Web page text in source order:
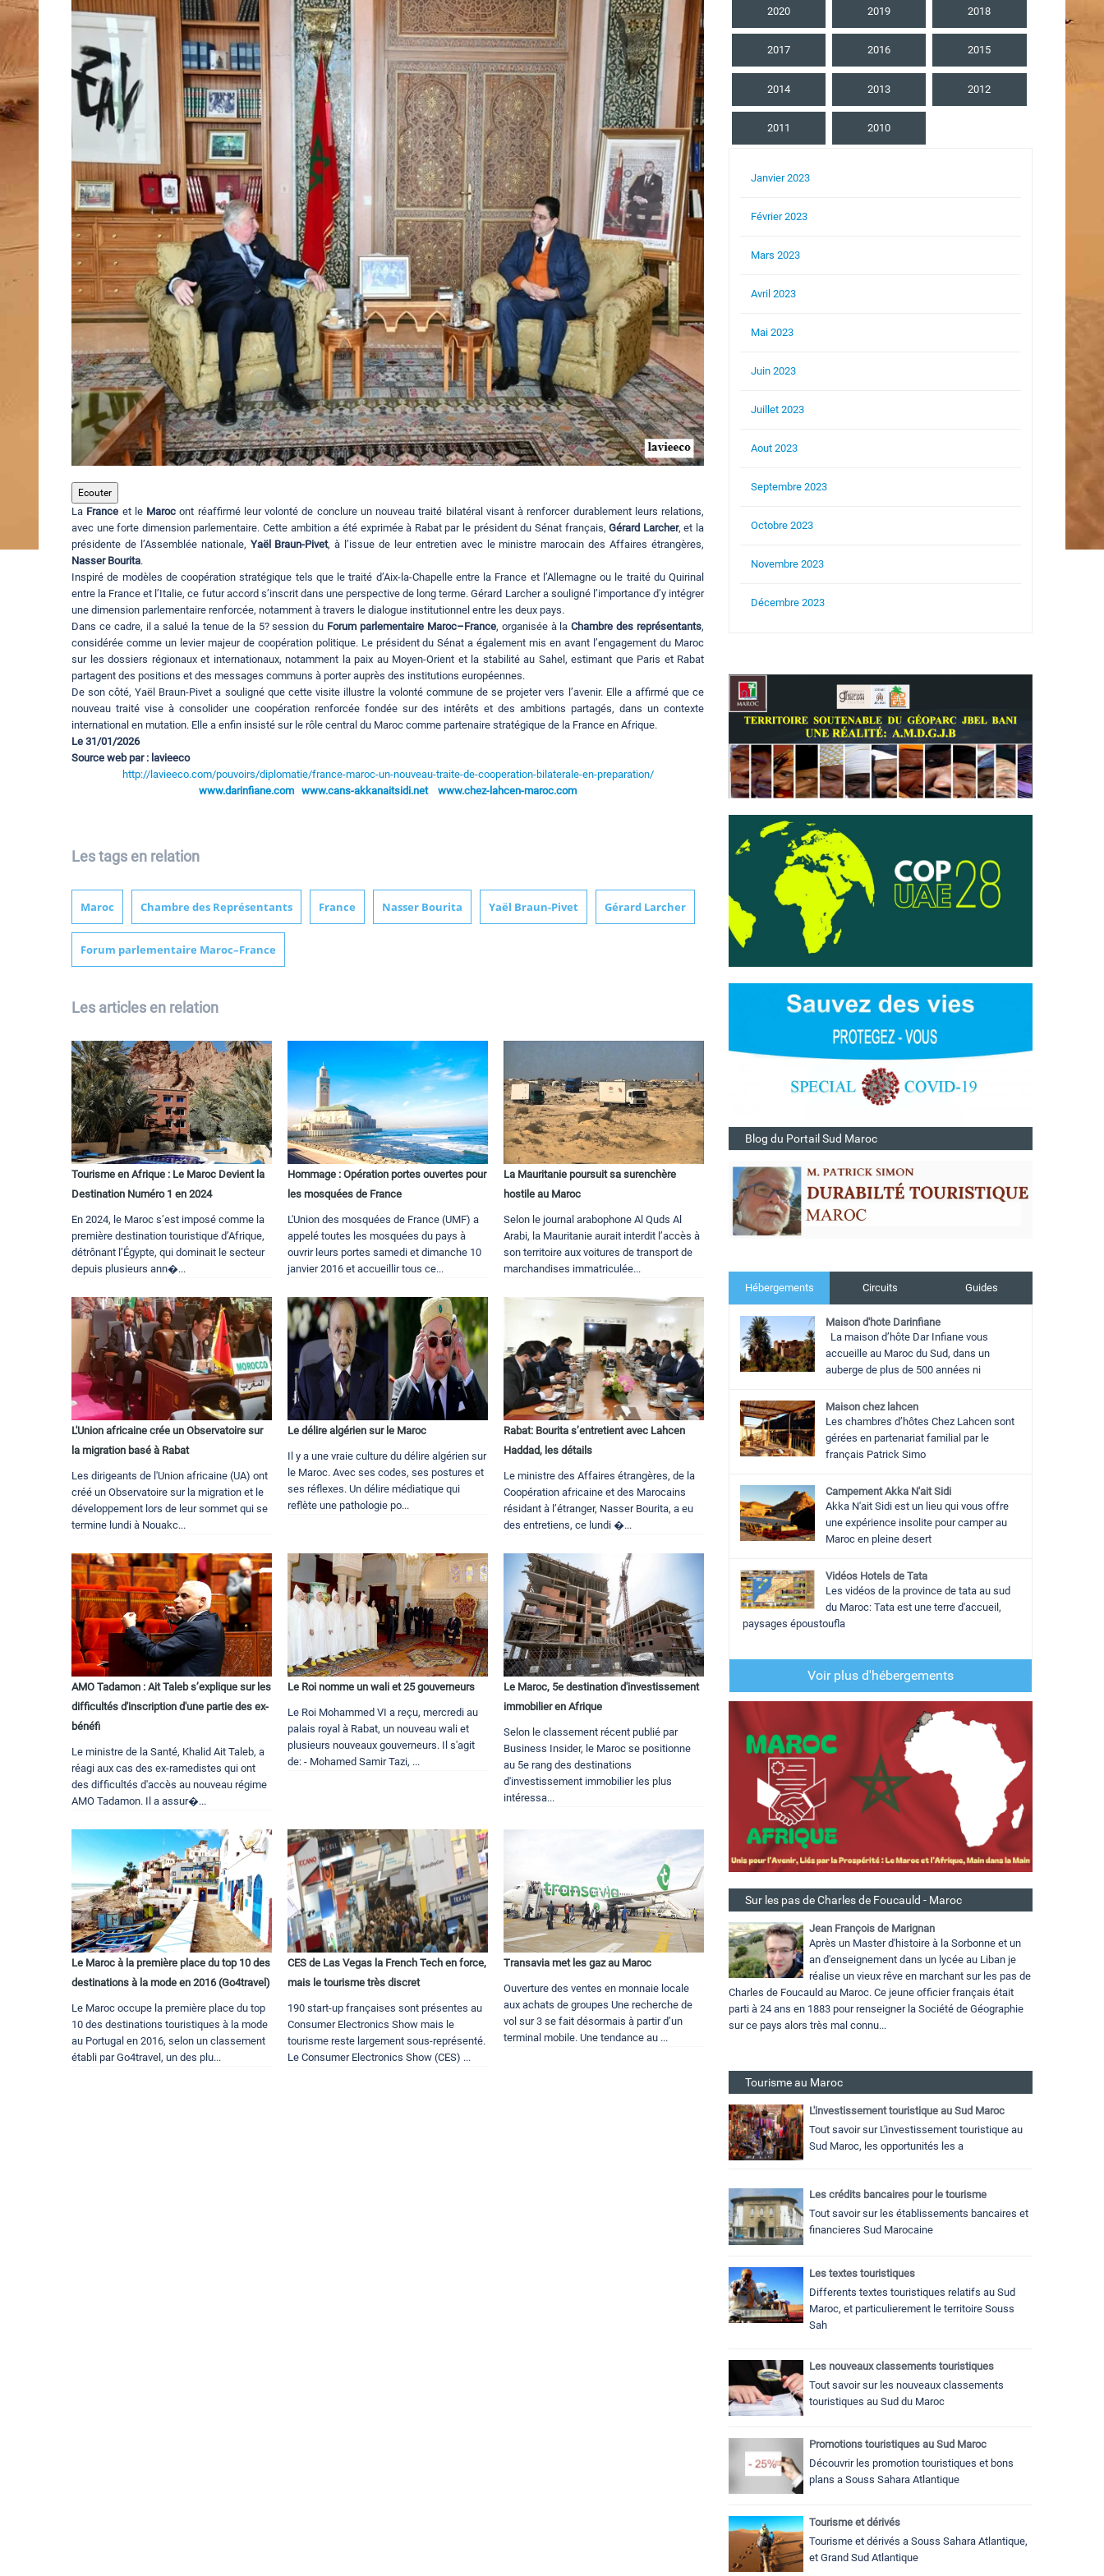
Ecouter
La France et le Maroc ont réaffirmé leur volonté de conclure un nouveau traité bilatéral visant à renforcer durablement leurs relations,
avec une forte dimension parlementaire. Cette ambition a été exprimée à Rabat par le président du Sénat français,Gérard Larcher, et la
présidente de l’Assemblée nationale, Yaël Braun-Pivet, à l’issue de leur entretien avec le ministre marocain des Affaires étrangères,
Nasser Bourita.
Inspiré de modèles de coopération stratégique tels que le traité d’Aix-la-Chapelle entre la France et l’Allemagne ou le traité du Quirinal
entre la France et l’Italie, ce futur accord s’inscrit dans une perspective de long terme. Gérard Larcher a souligné l’importance d’y intégrer
une dimension parlementaire renforcée, notamment à travers le dialogue institutionnel entre les deux pays.
Dans ce cadre, il a salué la tenue de la 5? session du Forum parlementaire Maroc–France, organisée à laChambre des représentants,
considérée comme un levier majeur de coopération politique. Le président du Sénat a également mis en avant l’engagement du Maroc
sur les dossiers régionaux et internationaux, notamment la paix au Moyen-Orient et la stabilité au Sahel, estimant que Paris et Rabat
partagent des positions et des messages communs à porter auprès des institutions européennes.
De son côté, Yaël Braun-Pivet a souligné que cette visite illustre la volonté commune de se projeter vers l’avenir. Elle a affirmé que ce
nouveau traité vise à consolider une coopération renforcée fondée sur des intérêts et des ambitions partagés, dans un contexte
international en mutation. Elle a enfin insisté sur le rôle central du Maroc comme partenaire stratégique de la France en Afrique.
Le 31/01/2026
Source web par : lavieeco
http://lavieeco.com/pouvoirs/diplomatie/france-maroc-un-nouveau-traite-de-cooperation-bilaterale-en-preparation/
www.darinfiane.com www.cans-akkanaitsidi.net www.chez-lahcen-maroc.com
Les tags en relation
Maroc Chambre des Représentants France Nasser Bourita Yaël Braun-Pivet Gérard Larcher
Forum parlementaire Maroc–France
Les articles en relation
Tourisme en Afrique : Le Maroc Devient la
Destination Numéro 1 en 2024
En 2024, le Maroc s’est imposé comme la
première destination touristique d’Afrique,
détrônant l’Égypte, qui dominait le secteur
depuis plusieurs ann�...
Hommage : Opération portes ouvertes pour
les mosquées de France
L'Union des mosquées de France (UMF) a
appelé toutes les mosquées du pays à
ouvrir leurs portes samedi et dimanche 10
janvier 2016 et accueillir tous ce...
La Mauritanie poursuit sa surenchère
hostile au Maroc
Selon le journal arabophone Al Quds Al
Arabi, la Mauritanie aurait interdit l’accès à
son territoire aux voitures de transport de
marchandises immatriculée...
L'Union africaine crée un Observatoire sur
la migration basé à Rabat
Les dirigeants de l'Union africaine (UA) ont
créé un Observatoire sur la migration et le
développement lors de leur sommet qui se
termine lundi à Nouakc...
Le délire algérien sur le Maroc
Il y a une vraie culture du délire algérien sur
le Maroc. Avec ses codes, ses postures et
ses réflexes. Un délire médiatique qui
reflète une pathologie po...
Rabat: Bourita s’entretient avec Lahcen
Haddad, les détails
Le ministre des Affaires étrangères, de la
Coopération africaine et des Marocains
résidant à l’étranger, Nasser Bourita, a eu
des entretiens, ce lundi �...
AMO Tadamon : Ait Taleb s’explique sur les
difficultés d'inscription d'une partie des ex-
bénéfi
Le ministre de la Santé, Khalid Ait Taleb, a
réagi aux cas des ex-ramedistes qui ont
des difficultés d'accès au nouveau régime
AMO Tadamon. Il a assur�...
Le Roi nomme un wali et 25 gouverneurs
Le Roi Mohammed VI a reçu, mercredi au
palais royal à Rabat, un nouveau wali et
plusieurs nouveaux gouverneurs. Il s'agit
de: - Mohamed Samir Tazi, ...
Le Maroc, 5e destination d'investissement
immobilier en Afrique
Selon le classement récent publié par
Business Insider, le Maroc se positionne
au 5e rang des destinations
d'investissement immobilier les plus
intéressa...
Le Maroc à la première place du top 10 des
destinations à la mode en 2016 (Go4travel)
Le Maroc occupe la première place du top
10 des destinations touristiques à la mode
au Portugal en 2016, selon un classement
établi par Go4travel, un des plu...
CES de Las Vegas la French Tech en force,
mais le tourisme très discret
190 start-up françaises sont présentes au
Consumer Electronics Show mais le
tourisme reste largement sous-représenté.
Le Consumer Electronics Show (CES) ...
Transavia met les gaz au Maroc
Ouverture des ventes en monnaie locale
aux achats de groupes Une recherche de
vol sur 3 se fait désormais à partir d’un
terminal mobile. Une tendance au ...
2020 2019 2018
2017 2016 2015
2014 2013 2012
2011 2010
Janvier 2023
Février 2023
Mars 2023
Avril 2023
Mai 2023
Juin 2023
Juillet 2023
Aout 2023
Septembre 2023
Octobre 2023
Novembre 2023
Décembre 2023
Blog du Portail Sud Maroc
Hébergements Circuits Guides
Maison d'hote Darinfiane
La maison d’hôte Dar Infiane vous
accueille au Maroc du Sud, dans un
auberge de plus de 500 années ni
Maison chez lahcen
Les chambres d’hôtes Chez Lahcen sont
gérées en partenariat familial par le
français Patrick Simo
Campement Akka N'ait Sidi
Akka N'ait Sidi est un lieu qui vous offre
une expérience insolite pour camper au
Maroc en pleine desert
Vidéos Hotels de Tata
Les vidéos de la province de tata au sud
du Maroc: Tata est une terre d'accueil,
paysages époustoufla
Voir plus d'hébergements
Sur les pas de Charles de Foucauld - Maroc
Jean François de Marignan
Après un Master d'histoire à la Sorbonne et un
an d'enseignement dans un lycée au Liban je
réalise un vieux rêve en marchant sur les pas de
Charles de Foucauld au Maroc. Ce jeune officier français était
parti à 24 ans en 1883 pour renseigner la Société de Géographie
sur ce pays alors très mal connu...
Tourisme au Maroc
L'investissement touristique au Sud Maroc
Tout savoir sur L'investissement touristique au
Sud Maroc, les opportunités les a
Les crédits bancaires pour le tourisme
Tout savoir sur les établissements bancaires et
financieres Sud Marocaine
Les textes touristiques
Differents textes touristiques relatifs au Sud
Maroc, et particulierement le territoire Souss
Sah
Les nouveaux classements touristiques
Tout savoir sur les nouveaux classements
touristiques au Sud du Maroc
Promotions touristiques au Sud Maroc
Découvrir les promotion touristiques et bons
plans a Souss Sahara Atlantique
Tourisme et dérivés
Tourisme et dérivés a Souss Sahara Atlantique,
et Grand Sud Atlantique